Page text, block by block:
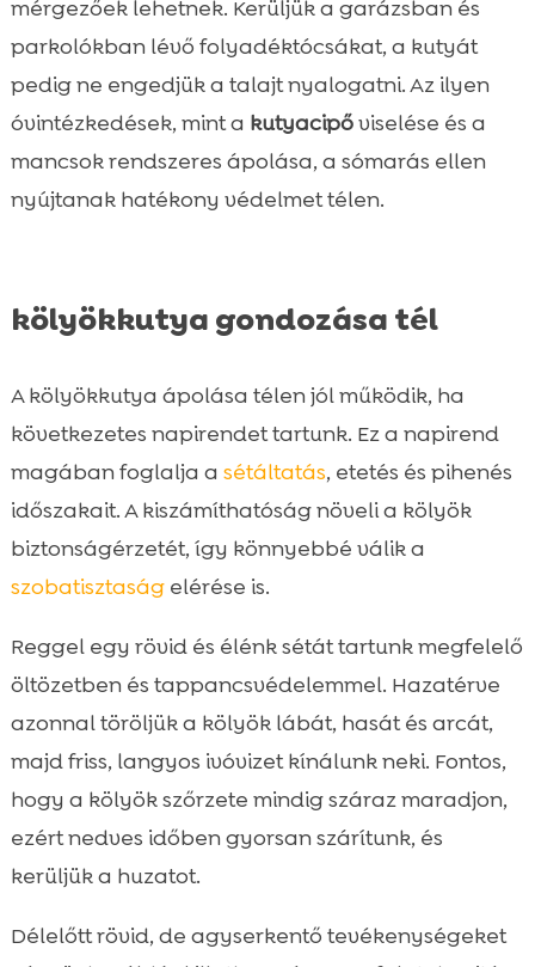
mérgezőek lehetnek. Kerüljük a garázsban és
parkolókban lévő folyadéktócsákat, a kutyát
pedig ne engedjük a talajt nyalogatni. Az ilyen
óvintézkedések, mint a kutyacipőviselése és a
mancsok rendszeres ápolása, a sómarás ellen
nyújtanak hatékony védelmet télen.
kölyökkutya gondozása tél
A kölyökkutya ápolása télen jól működik, ha
következetes napirendet tartunk. Ez a napirend
magában foglalja a sétáltatás, etetés és pihenés
időszakait. A kiszámíthatóság növeli a kölyök
biztonságérzetét, így könnyebbé válik a
szobatisztaságelérése is.
Reggel egy rövid és élénk sétát tartunk megfelelő
öltözetben és tappancsvédelemmel. Hazatérve
azonnal töröljük a kölyök lábát, hasát és arcát,
majd friss, langyos ivóvizet kínálunk neki. Fontos,
hogy a kölyök szőrzete mindig száraz maradjon,
ezért nedves időben gyorsan szárítunk, és
kerüljük a huzatot.
Délelőtt rövid, de agyserkentő tevékenységeket